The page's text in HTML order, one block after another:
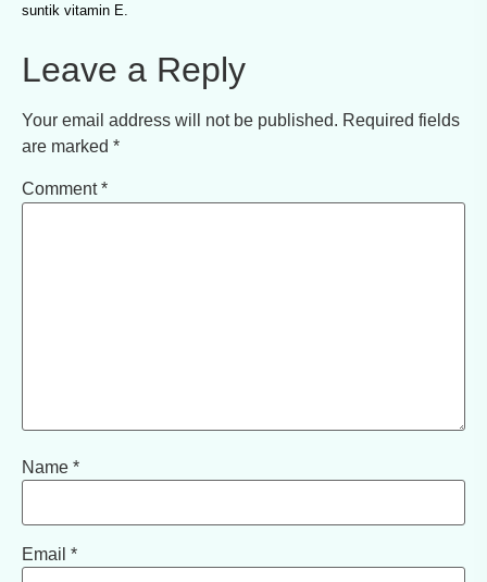
suntik vitamin E.
Leave a Reply
Your email address will not be published. Required fields
are marked *
Comment*
Name *
Email *